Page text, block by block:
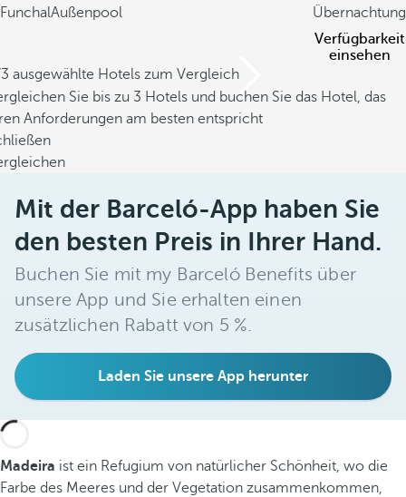
FunchalAußenpool
Übernachtung
Verfügbarkeit
einsehen
ausgewählte Hotels zum Vergleich
Sie bis zu 3 Hotels und buchen Sie das Hotel, das
Anforderungen am besten entspricht
Mit der Barceló-App haben Sie
den besten Preis in Ihrer Hand.
Buchen Sie mit my Barceló Benefits über
unsere App und Sie erhalten einen
zusätzlichen Rabatt von 5 %.
Laden Sie unsere App herunter
Madeira ist ein Refugium von natürlicher Schönheit, wo die
Farbe des Meeres und der Vegetation zusammenkommen,